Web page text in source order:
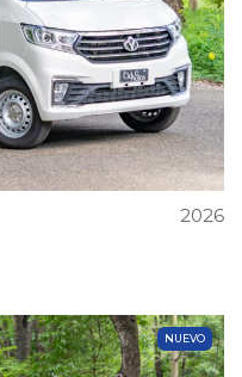
2026
NUEVO